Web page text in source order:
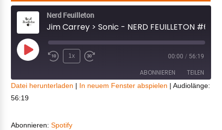
Nerd Feuilleton
Jim Carrey > Sonic - NERD FEUILLETON #66
Play
1x 00:00 / 56:19
ABONNIEREN TEILEN
TEILEN
LINK
Datei herunterladen | In neuem Fenster abspielen |Audiolänge:
56:19
Abonnieren:Spotify